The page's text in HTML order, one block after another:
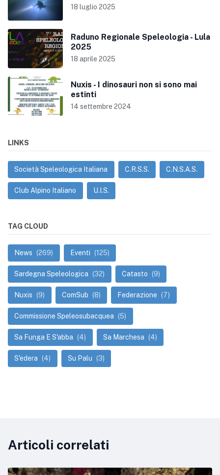
18 luglio 2025
Raduno Regionale Speleologia - Lula
2025
18 aprile 2025
Nuxis - I dinosauri non si sono mai
estinti
14 settembre 2024
LINKS
Società Speleologica Italiana C.R.S.S. C.N.S.A.S.
Club Alpino Italiano U.I.S.
TAG CLOUD
News (269) Eventi (125)
Sardegna Speleologica (32) Catasto (9)
Nuxis (9) ComSub (8) Federazione (7)
Commissione Speleosubacquea (5)
Sa Funga E S'abba (4) Sa Marchesa (4)
S'edera (4) Su Palu (3)
Articoli correlati